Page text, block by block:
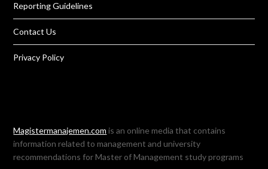
Reporting Guidelines
Contact Us
Privacy Policy
Magistermanajemen.com is an online media that contains
information related to management and university
recommendations for Master of Management study programs